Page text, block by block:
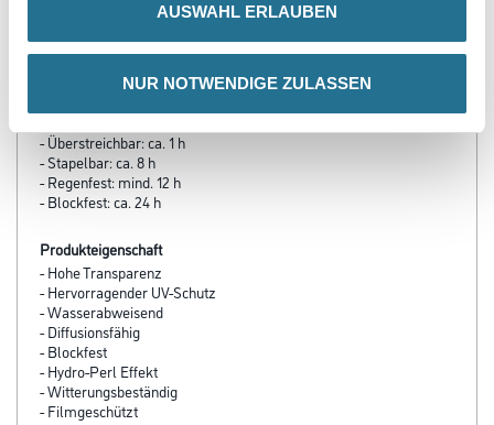
AUSWAHL ERLAUBEN
NUR NOTWENDIGE ZULASSEN
- Material-, Umluft- und Untergrundtemperatur: mind. 5 °C
- Relative Luftfeuchte: ≤ 80 %
- Überstreichbar: ca. 1 h
- Stapelbar: ca. 8 h
- Regenfest: mind. 12 h
- Blockfest: ca. 24 h
Produkteigenschaft
- Hohe Transparenz
- Hervorragender UV-Schutz
- Wasserabweisend
- Diffusionsfähig
- Blockfest
- Hydro-Perl Effekt
- Witterungsbeständig
- Filmgeschützt